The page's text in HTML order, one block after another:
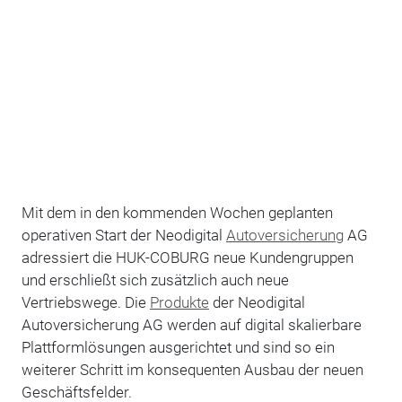
Mit dem in den kommenden Wochen geplanten
operativen Start der Neodigital AutoversicherungAG
adressiert die HUK-COBURG neue Kundengruppen
und erschließt sich zusätzlich auch neue
Vertriebswege. Die Produkte der Neodigital
Autoversicherung AG werden auf digital skalierbare
Plattformlösungen ausgerichtet und sind so ein
weiterer Schritt im konsequenten Ausbau der neuen
Geschäftsfelder.